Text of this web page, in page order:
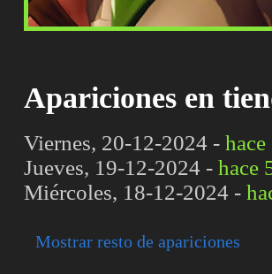
Apariciones en
Viernes, 20-12-2024 -
Jueves, 19-12-2024 - hace
Miércoles, 18-12-2024 -
Mostrar resto de apariciones